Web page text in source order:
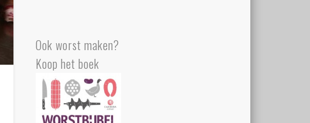
Ook worst maken?
Koop het boek